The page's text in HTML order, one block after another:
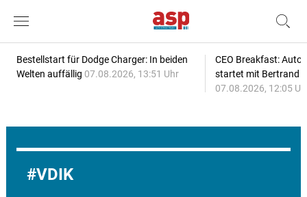
Bestellstart für Dodge Charger: In beiden
Welten auffällig 07.08.2026, 13:51 Uhr
CEO Breakfast:
startet mit Bertrand
07.08.2026, 12:05
VDIK